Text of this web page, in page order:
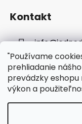
"Používame
prehliadanie
prevádzky eshopu
výkon a
Kontakt
info@
E-shop: